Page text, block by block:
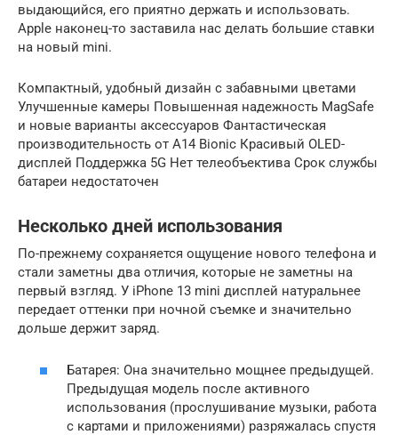
выдающийся, его приятно держать и использовать.
Apple наконец-то заставила нас делать большие ставки
на новый mini.
Компактный, удобный дизайн с забавными цветами
Улучшенные камеры Повышенная надежность MagSafe
и новые варианты аксессуаров Фантастическая
производительность от A14 Bionic Красивый OLED-
дисплей Поддержка 5G Нет телеобъектива Срок службы
батареи недостаточен
Несколько дней использования
По-прежнему сохраняется ощущение нового телефона и
стали заметны два отличия, которые не заметны на
первый взгляд. У iPhone 13 mini дисплей натуральнее
передает оттенки при ночной съемке и значительно
дольше держит заряд.
Батарея: Она значительно мощнее предыдущей.
Предыдущая модель после активного
использования (прослушивание музыки, работа
с картами и приложениями) разряжалась спустя